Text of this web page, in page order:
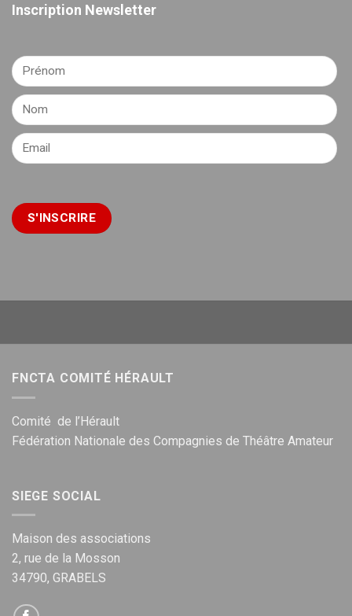
Inscription Newsletter
FNCTA COMITÉ HÉRAULT
Comité de l’Hérault
Fédération Nationale des Compagnies de Théâtre Amateur
SIEGE SOCIAL
Maison des associations
2, rue de la Mosson
34790, GRABELS